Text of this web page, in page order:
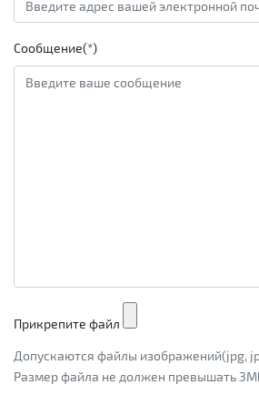
Сообщение(*)
Прикрепите файл
Допускаются файлы изображений(jpg,
Размер файла не должен превышать